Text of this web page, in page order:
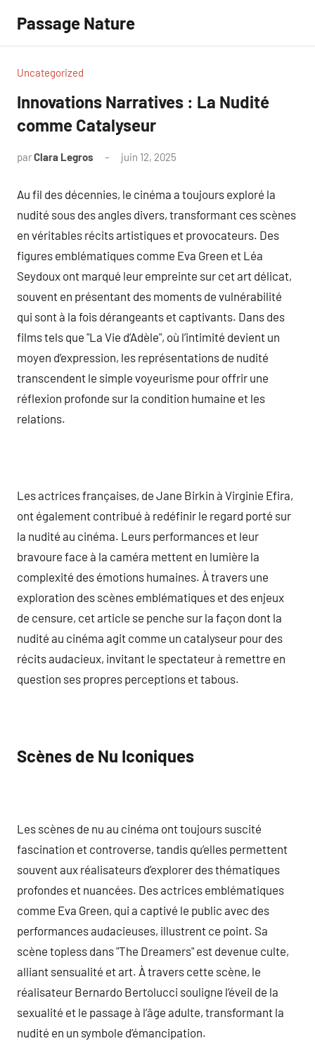
contenu
Passage Nature
Uncategorized
Innovations Narratives : La Nudité
comme Catalyseur
parClara Legros juin 12, 2025
Au fil des décennies, le cinéma a toujours exploré la
nudité sous des angles divers, transformant ces scènes
en véritables récits artistiques et provocateurs. Des
figures emblématiques comme Eva Green et Léa
Seydoux ont marqué leur empreinte sur cet art délicat,
souvent en présentant des moments de vulnérabilité
qui sont à la fois dérangeants et captivants. Dans des
films tels que "La Vie d’Adèle", où l’intimité devient un
moyen d’expression, les représentations de nudité
transcendent le simple voyeurisme pour offrir une
réflexion profonde sur la condition humaine et les
relations.
Les actrices françaises, de Jane Birkin à Virginie Efira,
ont également contribué à redéfinir le regard porté sur
la nudité au cinéma. Leurs performances et leur
bravoure face à la caméra mettent en lumière la
complexité des émotions humaines. À travers une
exploration des scènes emblématiques et des enjeux
de censure, cet article se penche sur la façon dont la
nudité au cinéma agit comme un catalyseur pour des
récits audacieux, invitant le spectateur à remettre en
question ses propres perceptions et tabous.
Scènes de Nu Iconiques
Les scènes de nu au cinéma ont toujours suscité
fascination et controverse, tandis qu’elles permettent
souvent aux réalisateurs d’explorer des thématiques
profondes et nuancées. Des actrices emblématiques
comme Eva Green, qui a captivé le public avec des
performances audacieuses, illustrent ce point. Sa
scène topless dans "The Dreamers" est devenue culte,
alliant sensualité et art. À travers cette scène, le
réalisateur Bernardo Bertolucci souligne l’éveil de la
sexualité et le passage à l’âge adulte, transformant la
nudité en un symbole d’émancipation.